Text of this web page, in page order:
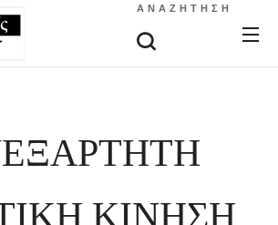
ΑΝΑΖΉΤΗΣΗ